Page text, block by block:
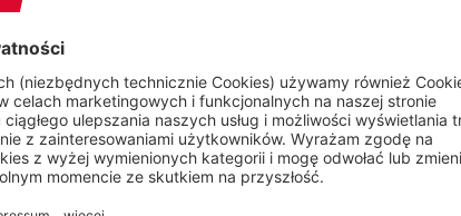
SAFEGUARD